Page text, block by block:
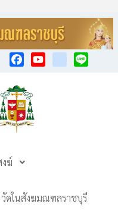
ฆ์
วัดในสังฆมณฑลราชบุรี